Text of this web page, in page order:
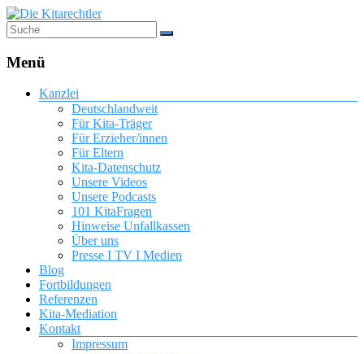
Menü
Kanzlei
Deutschlandweit
Für Kita-Träger
Für Erzieher/innen
Für Eltern
Kita-Datenschutz
Unsere Videos
Unsere Podcasts
101 KitaFragen
Hinweise Unfallkassen
Über uns
Presse I TV I Medien
Blog
Fortbildungen
Referenzen
Kita-Mediation
Kontakt
Impressum